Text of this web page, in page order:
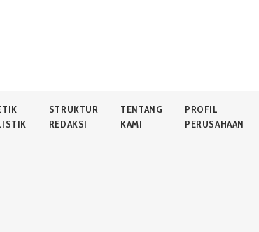
STRUKTUR
REDAKSI
TENTANG
KAMI
PROFIL
PERUSAHAAN